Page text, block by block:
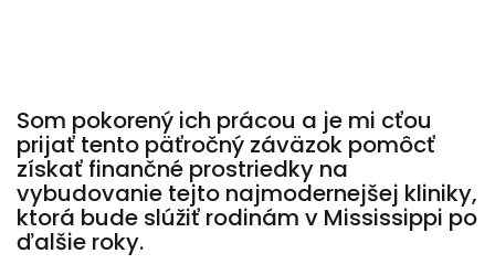
Som pokorený ich prácou a je mi cťou
prijať tento päťročný záväzok pomôcť
získať finančné prostriedky na
vybudovanie tejto najmodernejšej kliniky,
ktorá bude slúžiť rodinám v Mississippi po
ďalšie roky.